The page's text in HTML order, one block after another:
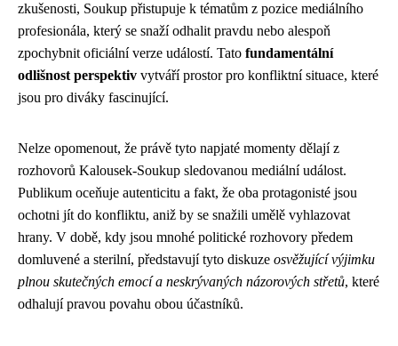
zkušenosti, Soukup přistupuje k tématům z pozice mediálního
profesionála, který se snaží odhalit pravdu nebo alespoň
zpochybnit oficiální verze událostí. Tato fundamentální
odlišnost perspektiv vytváří prostor pro konfliktní situace, které
jsou pro diváky fascinující.
Nelze opomenout, že právě tyto napjaté momenty dělají z
rozhovorů Kalousek-Soukup sledovanou mediální událost.
Publikum oceňuje autenticitu a fakt, že oba protagonisté jsou
ochotni jít do konfliktu, aniž by se snažili umělě vyhlazovat
hrany. V době, kdy jsou mnohé politické rozhovory předem
domluvené a sterilní, představují tyto diskuze osvěžující výjimku
plnou skutečných emocí a neskrývaných názorových střetů, které
odhalují pravou povahu obou účastníků.